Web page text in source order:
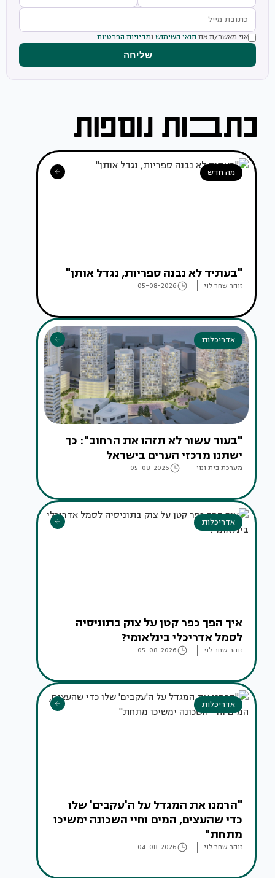
אני מאשר/ת את תנאי השימוש ומדיניות הפרטיות
שליחה
מה חדש
"בעתיד לא נבנה ספריות, נגדל אותן"
זוהר שחר לוי 05-08-2026
אדריכלות
"בעוד עשור לא תזהו את הרחוב": כך
ישתנו מרכזי הערים בישראל
מערכת בית ונוי 05-08-2026
אדריכלות
איך הפך כפר קטן על צוק בתוניסיה
לסמל אדריכלי בינלאומי?
זוהר שחר לוי 05-08-2026
אדריכלות
"הרמנו את המגדל על ה'עקבים' שלו
כדי שהעצים, המים וחיי השכונה ימשיכו
מתחת"
זוהר שחר לוי 04-08-2026